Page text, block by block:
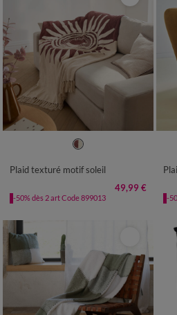
Plaid texturé motif soleil
49,99 €
-50% dès 2 art Code 899013 -